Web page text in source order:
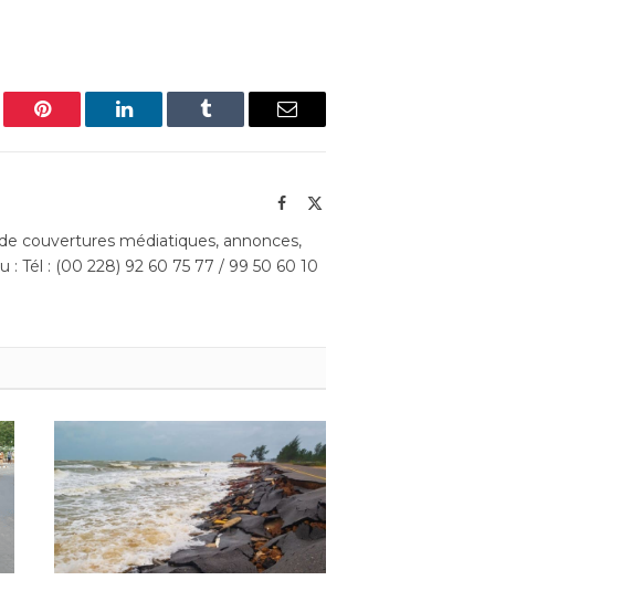
Pinterest LinkedIn Tumblr Email
Facebook
couvertures médiatiques, annonces,
Tél : (00 228) 92 60 75 77 / 99 50 60 10